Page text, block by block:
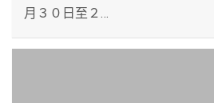
月３０日至２…